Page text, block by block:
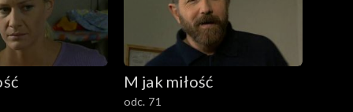
M jak miłość
odc. 71